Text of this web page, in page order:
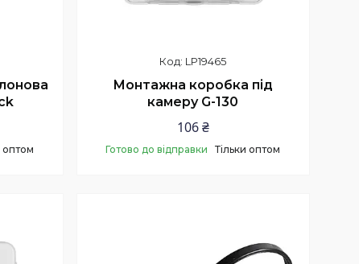
оптом
LP19465
Монтажна коробка під
камеру G-130
106 ₴
Готово до відправки Тільки оптом